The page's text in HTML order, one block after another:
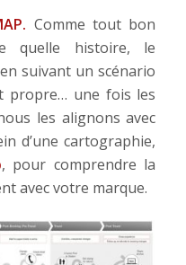
Comme tout bon
quelle histoire, le
suivant un scénario
propre… une fois les
les alignons avec
d’une cartographie,
, pour comprendre la
avec votre marque.